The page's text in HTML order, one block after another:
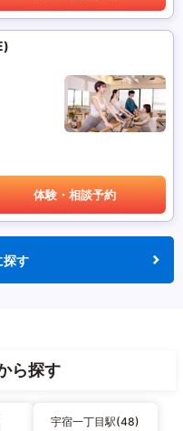
体験・相談予約
探す
ら探す
宇宿一丁目駅(48)